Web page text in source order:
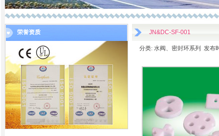
荣誉资质 JN&DC-SF-001
分类: 水阀、密封环系列 发布